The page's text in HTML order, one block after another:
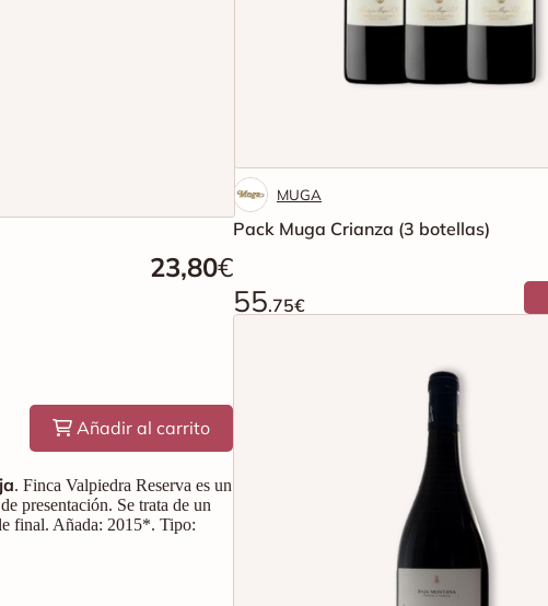
23,80€
Añadir al carrito
. Finca Valpiedra Reserva es un
presentación. Se trata de un
final. Añada: 2015*. Tipo:
MUGA
Pack Muga Crianza (3 botellas)
55.75€